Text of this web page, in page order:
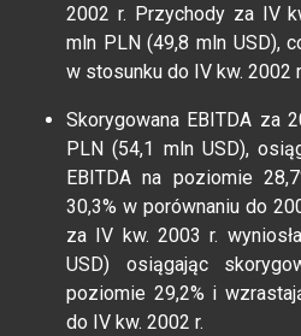
2002 r. Przychody za IV
mln PLN (49,8 mln USD),
w stosunku do IV kw. 2002
Skorygowana EBITDA za
PLN (54,1 mln USD),
EBITDA na poziomie
30,3% w porównaniu do
za IV kw. 2003 r.
USD) osiągając
poziomie 29,2% i
do IV kw. 2002 r.